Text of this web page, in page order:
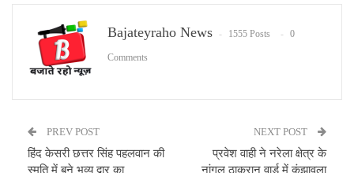
Bajateyraho News 1555 Posts 0
Comments
PREV POST
हिंद केसरी छत्तर सिंह पहलवान की
स्मृति में बने भव्य द्वार का
NEXT POST
प्रवेश वाही ने नरेला क्षेत्र के
नांगल ठाकरान वार्ड में कंझावला